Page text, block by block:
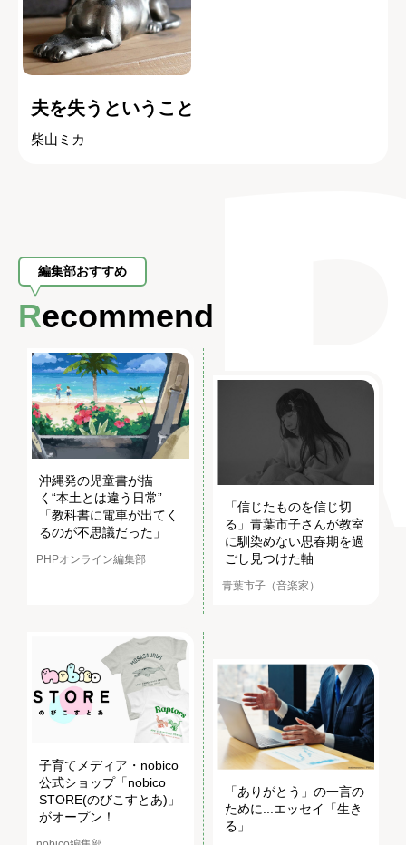
夫を失うということ
柴山ミカ
編集部おすすめ
Recommend
沖縄発の児童書が描
く“本土とは違う日常”
「教科書に電車が出てく
るのが不思議だった」
PHPオンライン編集部
「信じたものを信じ切
る」青葉市子さんが教室
に馴染めない思春期を過
ごし見つけた軸
青葉市子（音楽家）
子育てメディア・nobico
公式ショップ「nobico
STORE(のびこすとあ)」
がオープン！
「ありがとう」の一言の
ために...エッセイ「生き
る」